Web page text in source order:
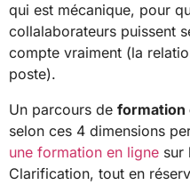
qui est mécanique, pour
collalaborateurs puissent
compte vraiment (la
poste).
Un parcours de formation
selon ces 4 dimensions
une formation en ligne sur
Clarification, tout en